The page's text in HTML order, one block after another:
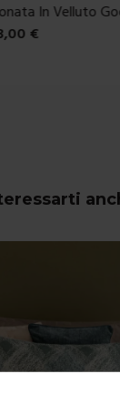
Goodly
€